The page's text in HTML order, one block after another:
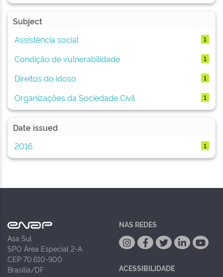
Subject
Assistência social
1
Condição de vulnerabilidade 1
Direitos do idoso 1
Organizações da Sociedade Civil 1
Date issued
2016
1
Asa Sul
SPO Área Especial 2-A
CEP 70.610-900
Brasília/DF
NAS REDES
ACESSIBILIDADE